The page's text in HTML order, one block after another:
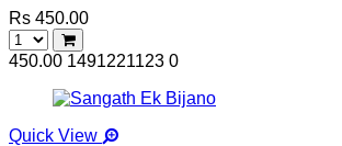
Rs 450.00
450.00 1491221123 0
Quick View